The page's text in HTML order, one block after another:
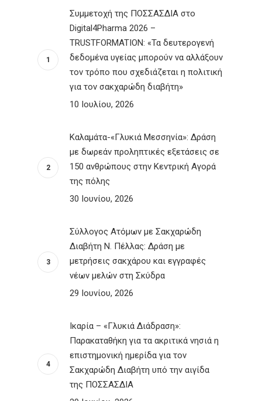
Συμμετοχή της ΠΟΣΣΑΣΔΙΑ στο
Digital4Pharma 2026 –
TRUSTFORMATION: «Τα δευτερογενή
δεδομένα υγείας μπορούν να αλλάξουν
τον τρόπο που σχεδιάζεται η πολιτική
για τον σακχαρώδη διαβήτη»
10 Ιουλίου, 2026
Καλαμάτα-«Γλυκιά Μεσσηνία»: Δράση
με δωρεάν προληπτικές εξετάσεις σε
150 ανθρώπους στην Κεντρική Αγορά
της πόλης
30 Ιουνίου, 2026
Σύλλογος Ατόμων με Σακχαρώδη
Διαβήτη Ν. Πέλλας: Δράση με
μετρήσεις σακχάρου και εγγραφές
νέων μελών στη Σκύδρα
29 Ιουνίου, 2026
Ικαρία – «Γλυκιά Διάδραση»:
Παρακαταθήκη για τα ακριτικά νησιά η
επιστημονική ημερίδα για τον
Σακχαρώδη Διαβήτη υπό την αιγίδα
της ΠΟΣΣΑΣΔΙΑ